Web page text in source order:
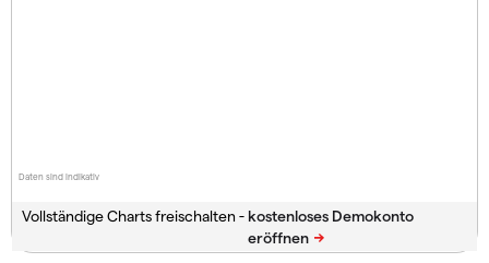
Daten sind indikativ
Vollständige Charts freischalten -